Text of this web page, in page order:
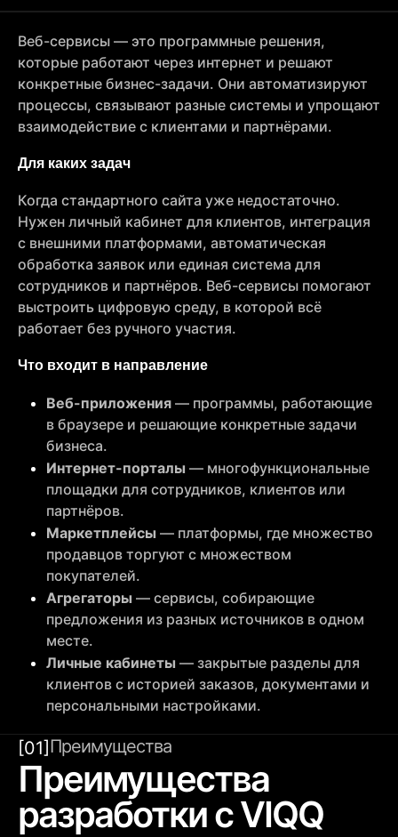
Веб-сервисы — это программные решения,
которые работают через интернет и решают
конкретные бизнес-задачи. Они автоматизируют
процессы, связывают разные системы и упрощают
взаимодействие с клиентами и партнёрами.
Для каких задач
Когда стандартного сайта уже недостаточно.
Нужен личный кабинет для клиентов, интеграция
с внешними платформами, автоматическая
обработка заявок или единая система для
сотрудников и партнёров. Веб-сервисы помогают
выстроить цифровую среду, в которой всё
работает без ручного участия.
Что входит в направление
Веб-приложения — программы, работающие
в браузере и решающие конкретные задачи
бизнеса.
Интернет-порталы — многофункциональные
площадки для сотрудников, клиентов или
партнёров.
Маркетплейсы — платформы, где множество
продавцов торгуют с множеством
покупателей.
Агрегаторы — сервисы, собирающие
предложения из разных источников в одном
месте.
Личные кабинеты — закрытые разделы для
клиентов с историей заказов, документами и
персональными настройками.
[01]Преимущества
Преимущества
разработки с VIQQ